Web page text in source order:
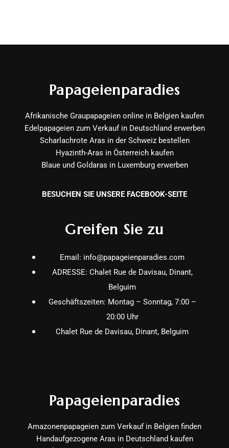
Papageienparadies
Afrikanische Graupapageien online in Belgien kaufen
Edelpapageien zum Verkauf in Deutschland erwerben
Scharlachrote Aras in der Schweiz bestellen
Hyazinth-Aras in Österreich kaufen
Blaue und Goldaras in Luxemburg erwerben
BESUCHEN SIE UNSERE FACEBOOK-SEITE
Greifen Sie zu
Email: info@papageienparadies.com
ADRESSE: Chalet Rue de Davisau, Dinant,
Belguim
Geschäftszeiten: Montag – Sonntag, 7:00 –
20:00 Uhr
Chalet Rue de Davisau, Dinant, Belguim
Papageienparadies
Amazonenpapageien zum Verkauf in Belgien finden
Handaufgezogene Aras in Deutschland kaufen